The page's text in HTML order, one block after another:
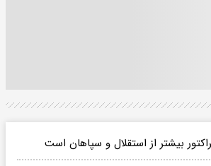
بیشتر از استقلال و سپاهان است